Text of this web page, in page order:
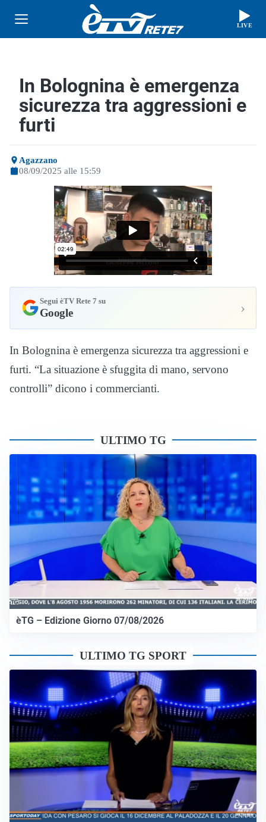
LIVE
In Bolognina è emergenza
sicurezza tra aggressioni e
furti
Agazzano
08/09/2025 alle 15:59
Segui èTV Rete 7 su
Google ›
In Bolognina è emergenza sicurezza tra aggressioni e
furti. “La situazione è sfuggita di mano, servono
controlli” dicono i commercianti.
ULTIMO TG
èTG – Edizione Giorno 07/08/2026
ULTIMO TG SPORT